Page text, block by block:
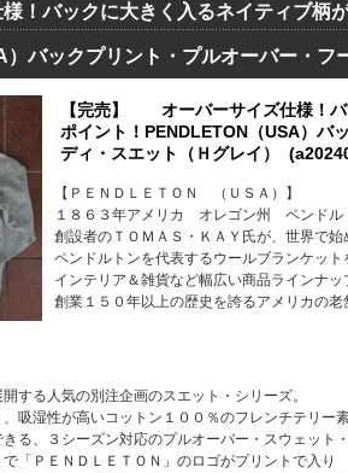
！バックに大きく入るネイティブ柄
バックプリント・プルオーバー・フ
【完売】 オーバーサイズ仕様！バ
ポイント！PENDLETON（USA）バ
ディ・スエット（Ｈグレイ）
【ＰＥＮＤＬＥＴＯＮ （ＵＳＡ）】
１８６３年アメリカ オレゴン州 ペンドル
創設者のＴＯＭＡＳ・ＫＡＹ氏が、世界で
ペンドルトンを代表するウールブランケッ
インテリア＆雑貨など幅広い商品ラインナ
創業１５０年以上の歴史を誇るアメリカの老
する人気の別注企画のスエット・シリーズ。
吸湿性が高いコットン１００％のフレンチテリー
る、３シーズン対応のプルオーバー・スウェット・
「ＰＥＮＤＬＥＴＯＮ」のロゴがプリントで入り